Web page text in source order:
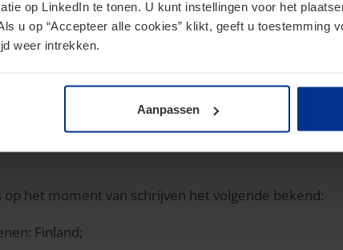
op LinkedIn te tonen. U kunt instellingen voor het
u op “Accepteer alle cookies” klikt, geeft u toestemming
weer intrekken.
Aanpassen
constructies die vanaf 1 januari 2021 voor
voor implementatie of waarvan de eerste stap van
30‑dagentermijn te worden gemeld.
van de Mandatory Disclosure Rules verwijzen wij
het moment van schrijven het volgende bekend:
Finland;